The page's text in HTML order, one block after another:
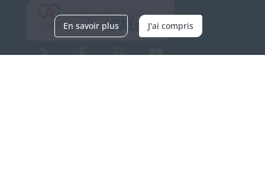
En savoir plus J'ai compris